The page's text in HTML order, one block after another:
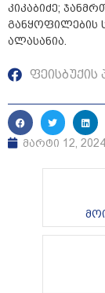
კიკაბიძე;
განყოფილების
ალასანია.
ფეისბუქის
მარტი 12, 2024